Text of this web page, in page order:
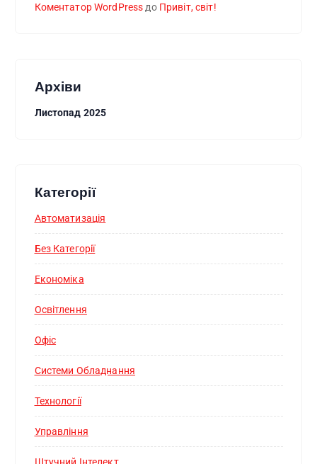
Коментатор WordPress до Привіт, світ!
Архіви
Листопад 2025
Категорії
Автоматизація
Без Категорії
Економіка
Освітлення
Офіс
Системи Обладнання
Технології
Управління
Штучний Інтелект